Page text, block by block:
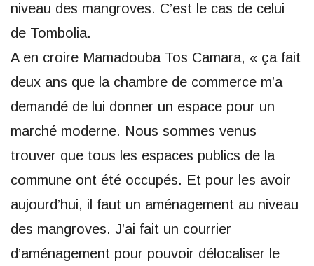
niveau des mangroves. C’est le cas de celui
de Tombolia.
A en croire Mamadouba Tos Camara, « ça fait
deux ans que la chambre de commerce m’a
demandé de lui donner un espace pour un
marché moderne. Nous sommes venus
trouver que tous les espaces publics de la
commune ont été occupés. Et pour les avoir
aujourd’hui, il faut un aménagement au niveau
des mangroves. J’ai fait un courrier
d’aménagement pour pouvoir délocaliser le